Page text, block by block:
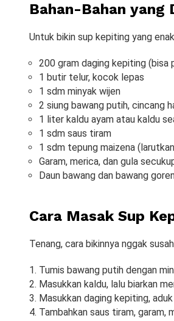
Bahan-Bahan yang
Untuk bikin sup kepiting yang
200 gram daging kepiting (bisa
1 butir telur, kocok lepas
1 sdm minyak wijen
2 siung bawang putih, cincang
1 liter kaldu ayam atau kaldu
1 sdm saus tiram
1 sdm tepung maizena
Garam, merica, dan gula
Daun bawang dan bawang
Cara Masak Sup
Tenang, cara bikinnya nggak
Tumis bawang putih dengan
Masukkan kaldu, lalu biarkan
Masukkan daging kepiting,
Tambahkan saus tiram, garam,